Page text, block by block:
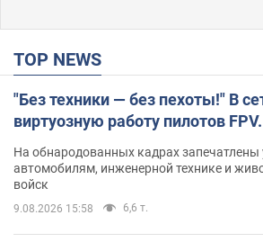
TOP NEWS
"Без техники — без пехоты!" В
виртуозную работу пилотов
На обнародованных кадрах
автомобилям, инженерной технике и
войск
9.08.2026 15:58 6,6 т.